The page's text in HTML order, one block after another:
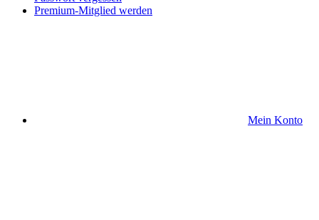
Premium-Mitglied werden
Mein Konto